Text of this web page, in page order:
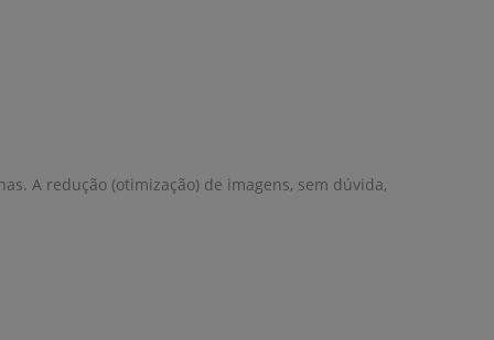
A redução (otimização) de imagens, sem dúvida,